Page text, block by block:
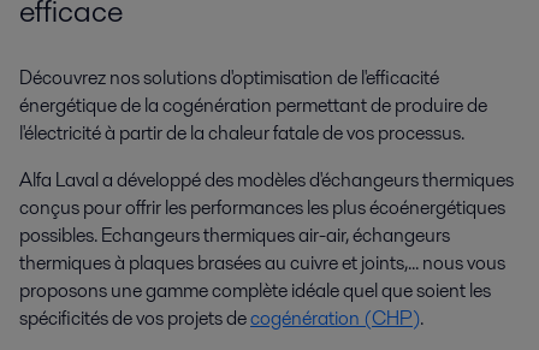
efficace
Découvrez nos solutions d'optimisation de l'efficacité
énergétique de la cogénération permettant de produire de
l'électricité à partir de la chaleur fatale de vos processus.
Alfa Laval a développé des modèles d'échangeurs thermiques
conçus pour offrir les performances les plus écoénergétiques
possibles. Echangeurs thermiques air-air, échangeurs
thermiques à plaques brasées au cuivre et joints,... nous vous
proposons une gamme complète idéale quel que soient les
spécificités de vos projets decogénération (CHP).